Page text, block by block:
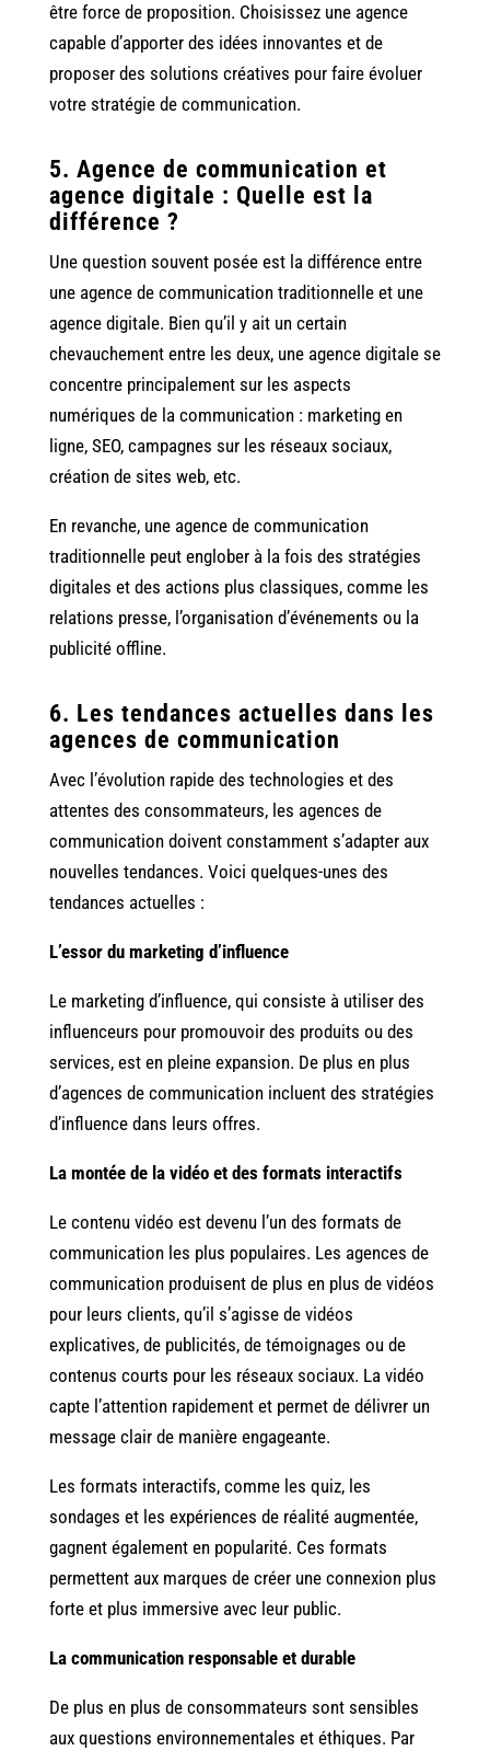
être force de proposition. Choisissez une agence
capable d’apporter des idées innovantes et de
proposer des solutions créatives pour faire évoluer
votre stratégie de communication.
5. Agence de communication et
agence digitale : Quelle est la
différence ?
Une question souvent posée est la différence entre
une agence de communication traditionnelle et une
agence digitale. Bien qu’il y ait un certain
chevauchement entre les deux, une agence digitale se
concentre principalement sur les aspects
numériques de la communication : marketing en
ligne, SEO, campagnes sur les réseaux sociaux,
création de sites web, etc.
En revanche, une agence de communication
traditionnelle peut englober à la fois des stratégies
digitales et des actions plus classiques, comme les
relations presse, l’organisation d’événements ou la
publicité offline.
6. Les tendances actuelles dans les
agences de communication
Avec l’évolution rapide des technologies et des
attentes des consommateurs, les agences de
communication doivent constamment s’adapter aux
nouvelles tendances. Voici quelques-unes des
tendances actuelles :
L’essor du marketing d’influence
Le marketing d’influence, qui consiste à utiliser des
influenceurs pour promouvoir des produits ou des
services, est en pleine expansion. De plus en plus
d’agences de communication incluent des stratégies
d’influence dans leurs offres.
La montée de la vidéo et des formats interactifs
Le contenu vidéo est devenu l’un des formats de
communication les plus populaires. Les agences de
communication produisent de plus en plus de vidéos
pour leurs clients, qu’il s’agisse de vidéos
explicatives, de publicités, de témoignages ou de
contenus courts pour les réseaux sociaux. La vidéo
capte l’attention rapidement et permet de délivrer un
message clair de manière engageante.
Les formats interactifs, comme les quiz, les
sondages et les expériences de réalité augmentée,
gagnent également en popularité. Ces formats
permettent aux marques de créer une connexion plus
forte et plus immersive avec leur public.
La communication responsable et durable
De plus en plus de consommateurs sont sensibles
aux questions environnementales et éthiques. Par